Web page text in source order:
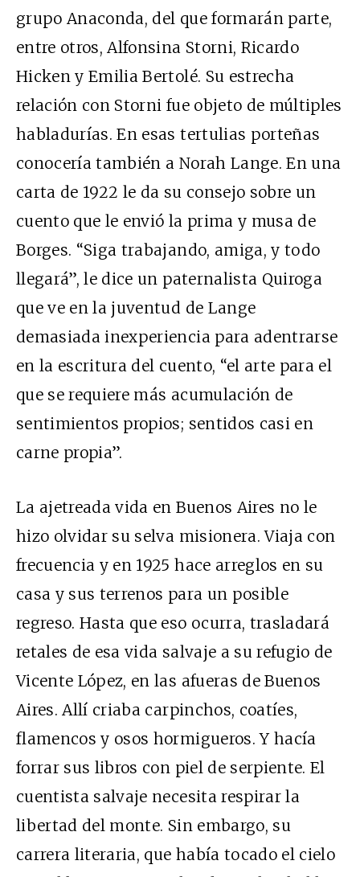
grupo Anaconda, del que formarán parte,
entre otros, Alfonsina Storni, Ricardo
Hicken y Emilia Bertolé. Su estrecha
relación con Storni fue objeto de múltiples
habladurías. En esas tertulias porteñas
conocería también a Norah Lange. En una
carta de 1922 le da su consejo sobre un
cuento que le envió la prima y musa de
Borges. “Siga trabajando, amiga, y todo
llegará”, le dice un paternalista Quiroga
que ve en la juventud de Lange
demasiada inexperiencia para adentrarse
en la escritura del cuento, “el arte para el
que se requiere más acumulación de
sentimientos propios; sentidos casi en
carne propia”.
La ajetreada vida en Buenos Aires no le
hizo olvidar su selva misionera. Viaja con
frecuencia y en 1925 hace arreglos en su
casa y sus terrenos para un posible
regreso. Hasta que eso ocurra, trasladará
retales de esa vida salvaje a su refugio de
Vicente López, en las afueras de Buenos
Aires. Allí criaba carpinchos, coatíes,
flamencos y osos hormigueros. Y hacía
forrar sus libros con piel de serpiente. El
cuentista salvaje necesita respirar la
libertad del monte. Sin embargo, su
carrera literaria, que había tocado el cielo